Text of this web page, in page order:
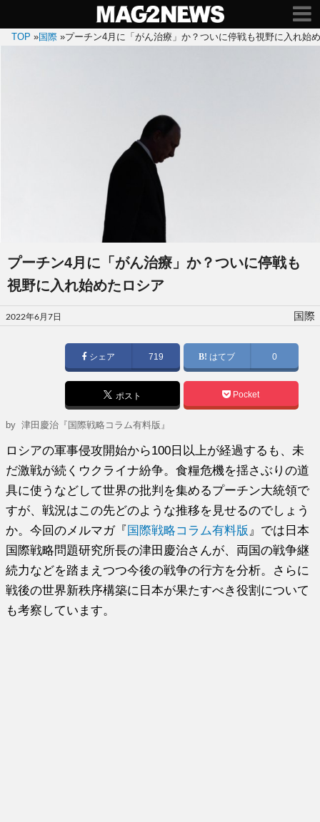
TOP »国際 »プーチン4月に「がん治療」か？ついに停戦も視野に入れ始
プーチン4月に「がん治療」か？ついに停戦も
視野に入れ始めたロシア
投
稿
2022年6月7日 国際
シェア 719 はてブ 0
ポスト Pocket
by津田慶治『国際戦略コラム有料版』
ロシアの軍事侵攻開始から100日以上が経過するも、未
だ激戦が続くウクライナ紛争。食糧危機を揺さぶりの道
具に使うなどして世界の批判を集めるプーチン大統領で
すが、戦況はこの先どのような推移を見せるのでしょう
か。今回のメルマガ『 国際戦略コラム有料版 』では日本
国際戦略問題研究所長の津田慶治さんが、両国の戦争継
続力などを踏まえつつ今後の戦争の行方を分析。さらに
戦後の世界新秩序構築に日本が果たすべき役割について
も考察しています。